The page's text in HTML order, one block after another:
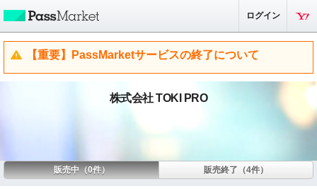
ログイン
【重要】PassMarketサービスの終了について
株式会社 TOKI PRO
販売中（0件） 販売終了（4件）